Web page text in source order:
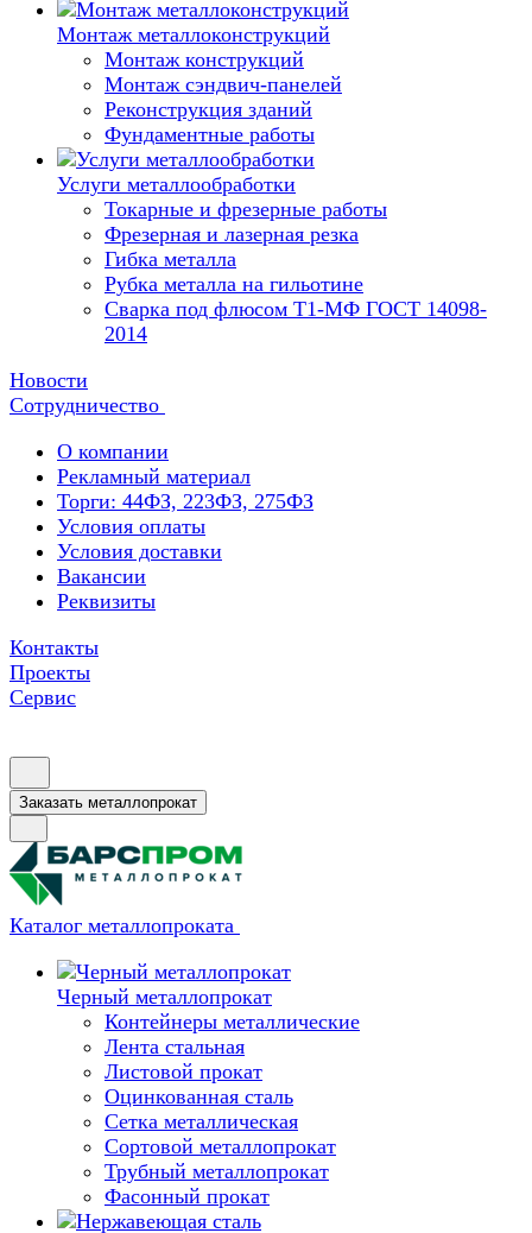
Монтаж металлоконструкций
Монтаж конструкций
Монтаж сэндвич-панелей
Реконструкция зданий
Фундаментные работы
Услуги металлообработки
Токарные и фрезерные работы
Фрезерная и лазерная резка
Гибка металла
Рубка металла на гильотине
Сварка под флюсом Т1-МФ ГОСТ 14098-
2014
Новости
Сотрудничество
О компании
Рекламный материал
Торги: 44ФЗ, 223ФЗ, 275ФЗ
Условия оплаты
Условия доставки
Вакансии
Реквизиты
Контакты
Проекты
Сервис
Заказать металлопрокат
Каталог металлопроката
Черный металлопрокат
Контейнеры металлические
Лента стальная
Листовой прокат
Оцинкованная сталь
Сетка металлическая
Сортовой металлопрокат
Трубный металлопрокат
Фасонный прокат